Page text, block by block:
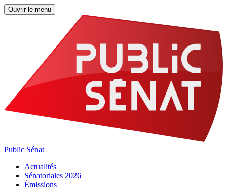
Ouvrir le menu
Public Sénat
Actualités
Sénatoriales 2026
Émissions